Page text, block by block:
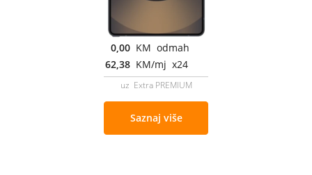
0,00 KM odmah
62,38 KM/mj x24
uz Extra PREMIUM
Saznaj više